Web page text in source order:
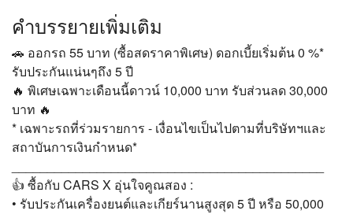
คำบรรยายเพิ่มเติม
🚗 ออกรถ 55 บาท (ซื้อสดราคาพิเศษ) ดอกเบี้ยเริ่มต้น 0 %*
รับประกันแน่นๆถึง 5 ปี
🔥 พิเศษเฉพาะเดือนนี้ดาวน์ 10,000 บาท รับส่วนลด 30,000
บาท 🔥
* เฉพาะรถที่ร่วมรายการ - เงื่อนไขเป็นไปตามที่บริษัทฯและ
สถาบันการเงินกำหนด*
👍 ซื้อกับ CARS X อุ่นใจคูณสอง :
• รับประกันเครื่องยนต์และเกียร์นานสูงสุด 5 ปี หรือ 50,000